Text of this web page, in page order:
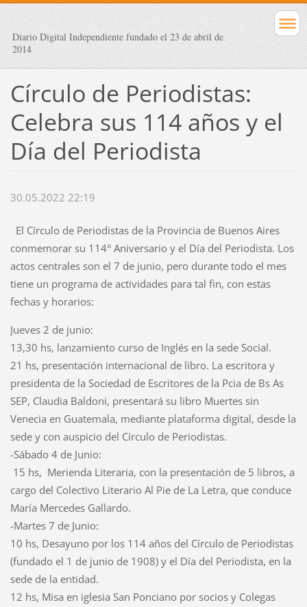
Diario Digital Independiente fundado el 23 de abril de
2014
Círculo de Periodistas:
Celebra sus 114 años y el
Día del Periodista
30.05.2022 22:19
El Círculo de Periodistas de la Provincia de Buenos Aires
conmemorar su 114° Aniversario y el Día del Periodista. Los
actos centrales son el 7 de junio, pero durante todo el mes
tiene un programa de actividades para tal fin, con estas
fechas y horarios:
Jueves 2 de junio:
13,30 hs, lanzamiento curso de Inglés en la sede Social.
21 hs, presentación internacional de libro. La escritora y
presidenta de la Sociedad de Escritores de la Pcia de Bs As
SEP, Claudia Baldoni, presentará su libro Muertes sin
Venecia en Guatemala, mediante plataforma digital, desde la
sede y con auspicio del Círculo de Periodistas.
-Sábado 4 de Junio:
15 hs, Merienda Literaria, con la presentación de 5 libros, a
cargo del Colectivo Literario Al Pie de La Letra, que conduce
María Mercedes Gallardo.
-Martes 7 de Junio:
10 hs, Desayuno por los 114 años del Círculo de Periodistas
(fundado el 1 de junio de 1908) y el Día del Periodista, en la
sede de la entidad.
12 hs, Misa en iglesia San Ponciano por socios y Colegas